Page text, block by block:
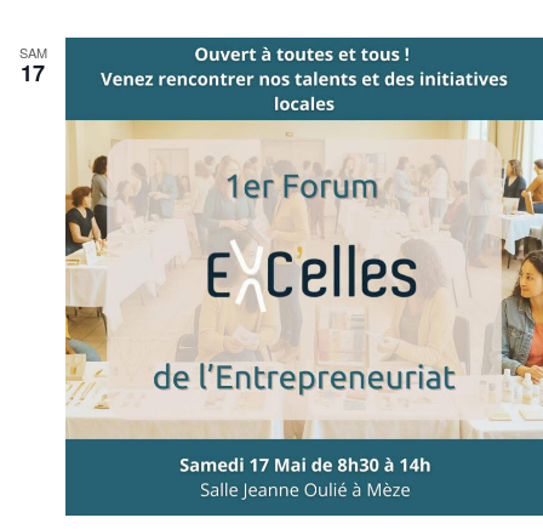
SAM
17